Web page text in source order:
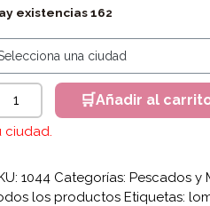
existencias 162
de Salmón x 500g Netos
Añadir al
ciudad.
1044 Categorías:Pescados y
los productos Etiquetas: